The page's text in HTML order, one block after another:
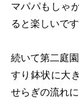
マパパもしゃ
ると楽しいです
続いて第二庭園
すり鉢状に大
せらぎの流れ